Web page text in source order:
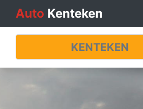
Auto Kenteken